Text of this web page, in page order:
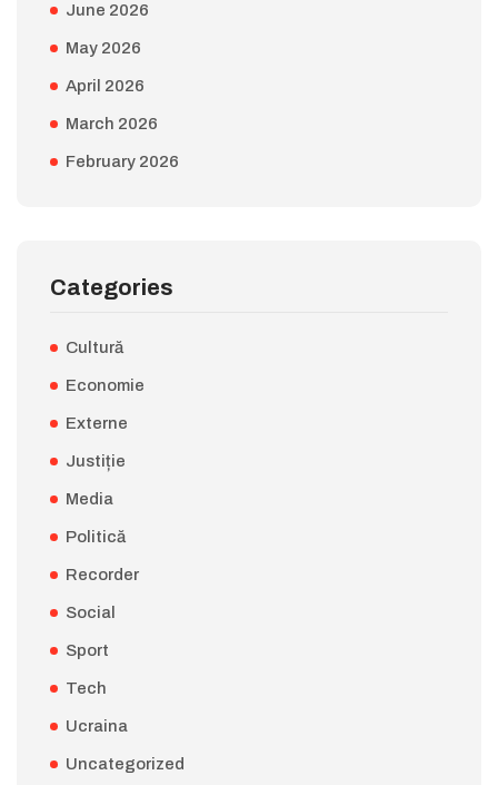
June 2026
May 2026
April 2026
March 2026
February 2026
Categories
Cultură
Economie
Externe
Justiție
Media
Politică
Recorder
Social
Sport
Tech
Ucraina
Uncategorized